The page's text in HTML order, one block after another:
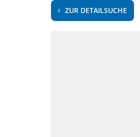
ZUR DETAILSUCHE